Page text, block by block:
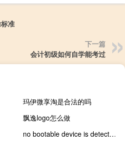
准
下一篇
会计初级如何自学能考过
玛伊微享淘是合法的吗
飘逸logo怎么做
no bootable device is detected怎么解决（no bootable device）